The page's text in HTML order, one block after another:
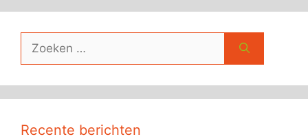
naar:
Recente berichten